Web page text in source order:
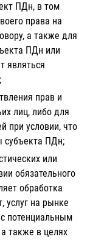
ПДн, в том
права на
а также для
ПДн или
являться
прав и
лиц, либо для
при условии, что
субъекта ПДн;
или
обязательного
обработка
услуг на рынке
потенциальным
также в целях